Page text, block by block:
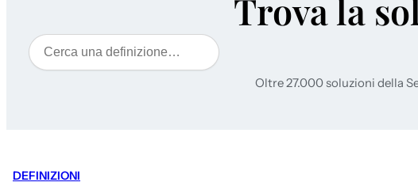
Trova la
Cerca
Oltre 27.000 soluzioni della
DEFINIZIONI